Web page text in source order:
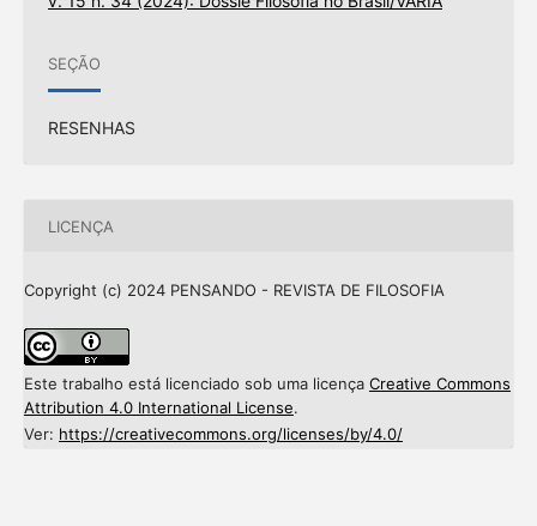
SEÇÃO
RESENHAS
LICENÇA
Copyright (c) 2024 PENSANDO - REVISTA DE FILOSOFIA
Este trabalho está licenciado sob uma licença Creative Commons
Attribution 4.0 International License.
Ver: https://creativecommons.org/licenses/by/4.0/